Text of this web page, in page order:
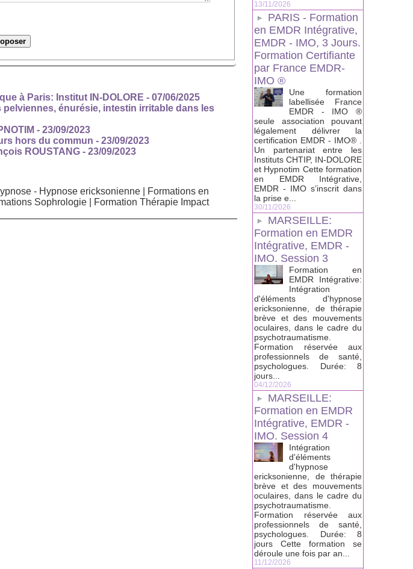
à Paris: Institut IN-DOLORE - 07/06/2025
énurésie, intestin irritable dans les
- 23/09/2023
hors du commun - 23/09/2023
ROUSTANG - 23/09/2023
- Hypnose ericksonienne
Formations en
Sophrologie Formation Thérapie Impact
13/11/2026
PARIS - Formation
en EMDR Intégrative,
EMDR - IMO, 3 Jours.
Formation Certifiante
par France EMDR-
IMO ®
Une formation
labellisée France
EMDR - IMO ®
seule association pouvant
légalement délivrer la
certification EMDR - IMO® .
Un partenariat entre les
Instituts CHTIP, IN-DOLORE
et Hypnotim Cette formation
en EMDR Intégrative,
EMDR - IMO s’inscrit dans
la prise e...
30/11/2026
MARSEILLE:
Formation en EMDR
Intégrative, EMDR -
IMO. Session 3
Formation en
EMDR Intégrative:
Intégration
d'éléments d'hypnose
ericksonienne, de thérapie
brève et des mouvements
oculaires, dans le cadre du
psychotraumatisme.
Formation réservée aux
professionnels de santé,
psychologues. Durée: 8
jours...
04/12/2026
MARSEILLE:
Formation en EMDR
Intégrative, EMDR -
IMO. Session 4
Intégration
d'éléments
d'hypnose
ericksonienne, de thérapie
brève et des mouvements
oculaires, dans le cadre du
psychotraumatisme.
Formation réservée aux
professionnels de santé,
psychologues. Durée: 8
jours Cette formation se
déroule une fois par an...
11/12/2026